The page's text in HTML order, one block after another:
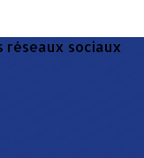
réseaux sociaux